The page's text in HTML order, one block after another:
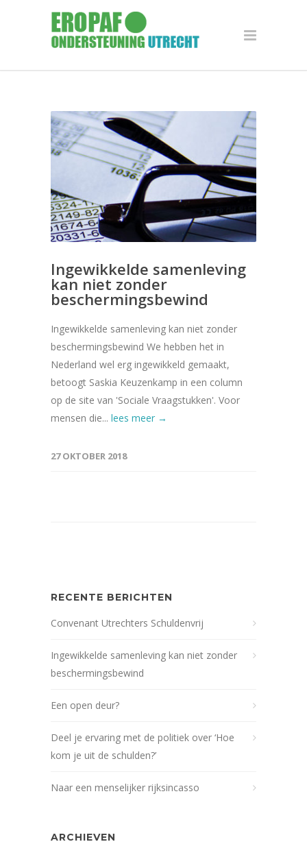
Ingewikkelde samenleving
kan niet zonder
beschermingsbewind
Ingewikkelde samenleving kan niet zonder
beschermingsbewind We hebben het in
Nederland wel erg ingewikkeld gemaakt,
betoogt Saskia Keuzenkamp in een column
op de site van 'Sociale Vraagstukken'. Voor
mensen die... lees meer →
27 OKTOBER 2018
RECENTE BERICHTEN
Convenant Utrechters Schuldenvrij
Ingewikkelde samenleving kan niet zonder
beschermingsbewind
Een open deur?
Deel je ervaring met de politiek over ‘Hoe
kom je uit de schulden?’
Naar een menselijker rijksincasso
ARCHIEVEN